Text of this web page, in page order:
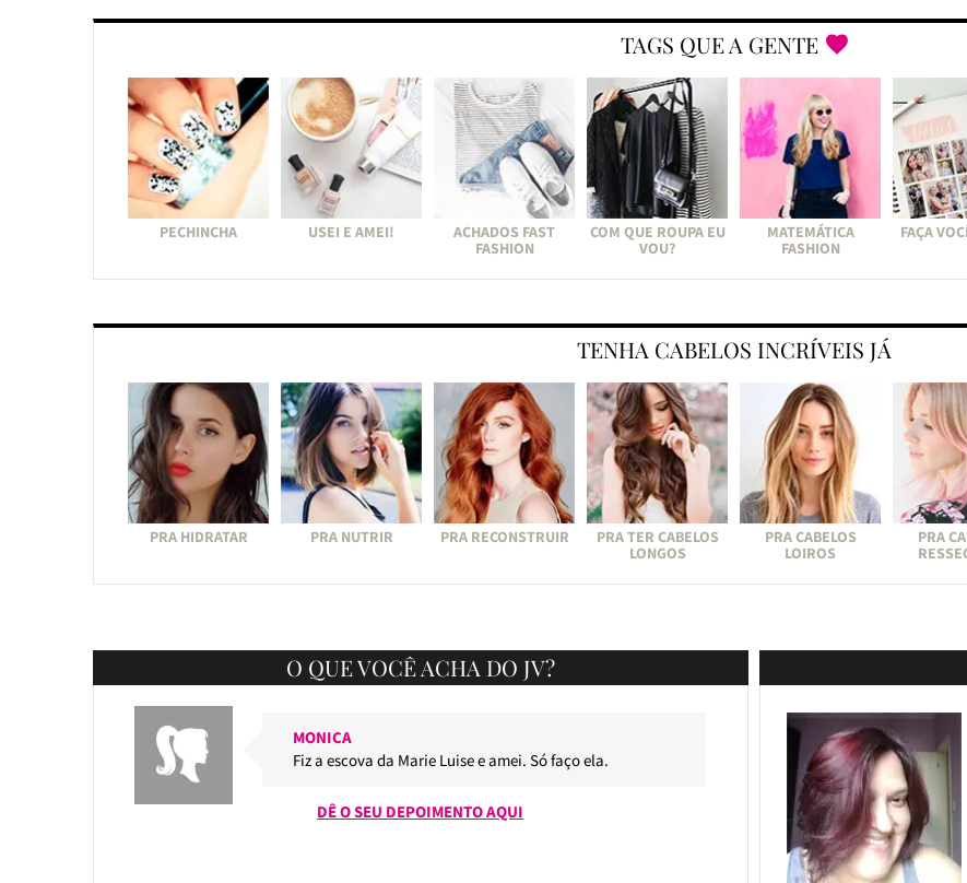
TAGS QUE A GENTE
PECHINCHA USEI E AMEI!
ACHADOS FAST
FASHION
COM QUE ROUPA EU
VOU?
MATEMÁTICA
FASHION
FAÇA
TENHA CABELOS INCRÍVEIS JÁ
PRA HIDRATAR PRA NUTRIR PRA RECONSTRUIR
PRA TER CABELOS
LONGOS
PRA CABELOS
LOIROS
PRA
O QUE VOCÊ ACHA DO JV?
MONICA
Fiz a escova da Marie Luise e amei. Só faço ela.
DÊ O SEU DEPOIMENTO AQUI